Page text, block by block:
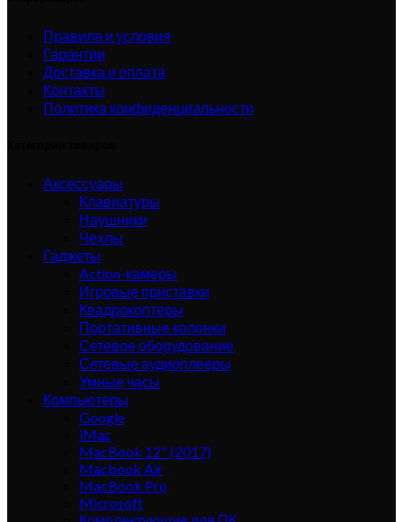
Правила и условия
Гарантии
Доставка и оплата
Контакты
Политика конфиденциальности
Аксессуары
Клавиатуры
Наушники
Чехлы
Гаджеты
Action-камеры
Игровые приставки
Квадрокоптеры
Портативные колонки
Сетевое оборудование
Сетевые аудиоплееры
Умные часы
Компьютеры
Google
iMac
MacBook 12" (2017)
Macbook Air
MacBook Pro
Microsoft